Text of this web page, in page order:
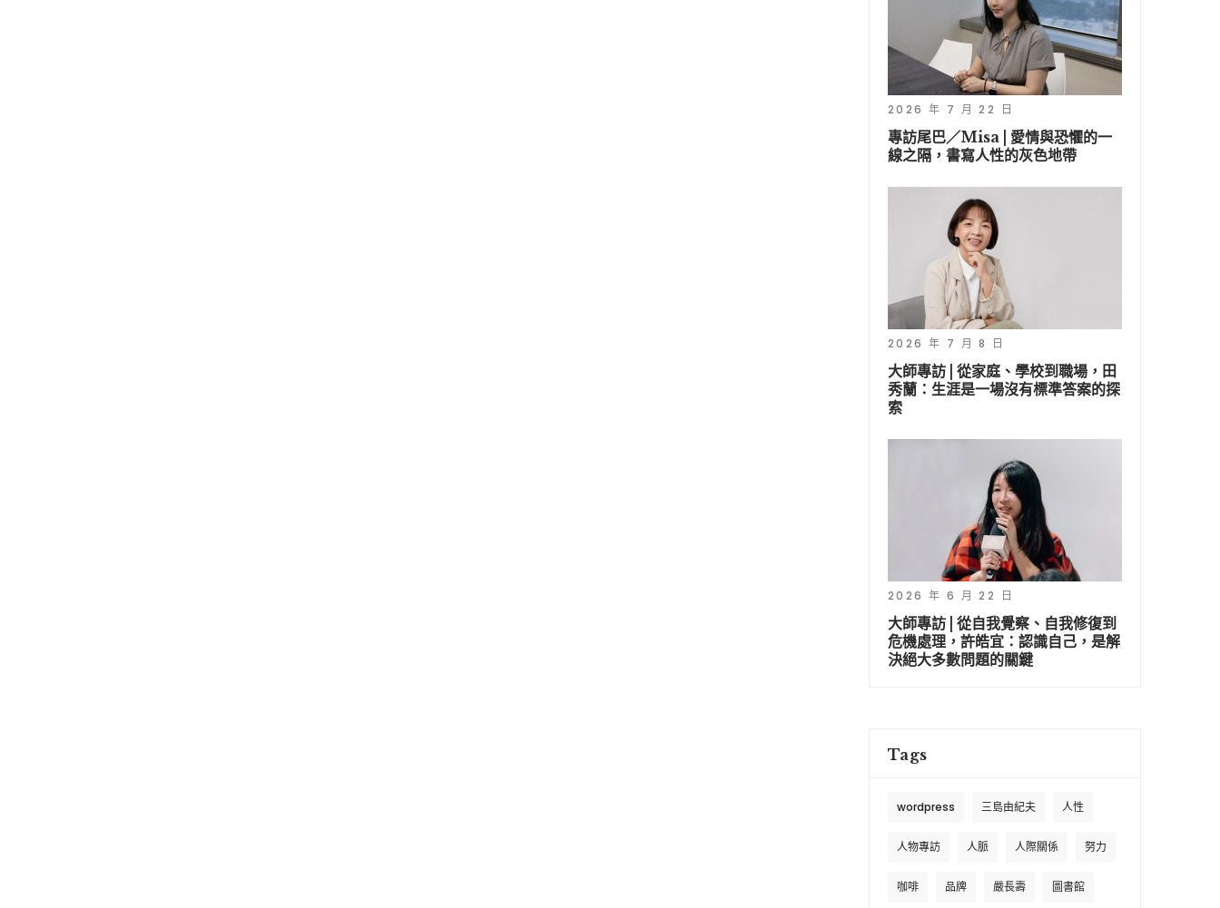
2026 年 7 月 22 日
專訪尾巴／Misa | 愛情與恐懼的一
線之隔，書寫人性的灰色地帶
2026 年 7 月 8 日
大師專訪 | 從家庭、學校到職場，田
秀蘭：生涯是一場沒有標準答案的探
索
2026 年 6 月 22 日
大師專訪 | 從自我覺察、自我修復到
危機處理，許皓宜：認識自己，是解
決絕大多數問題的關鍵
Tags
wordpress 三島由紀夫 人性
人物專訪 人脈 人際關係 努力
咖啡 品牌 嚴長壽 圖書館